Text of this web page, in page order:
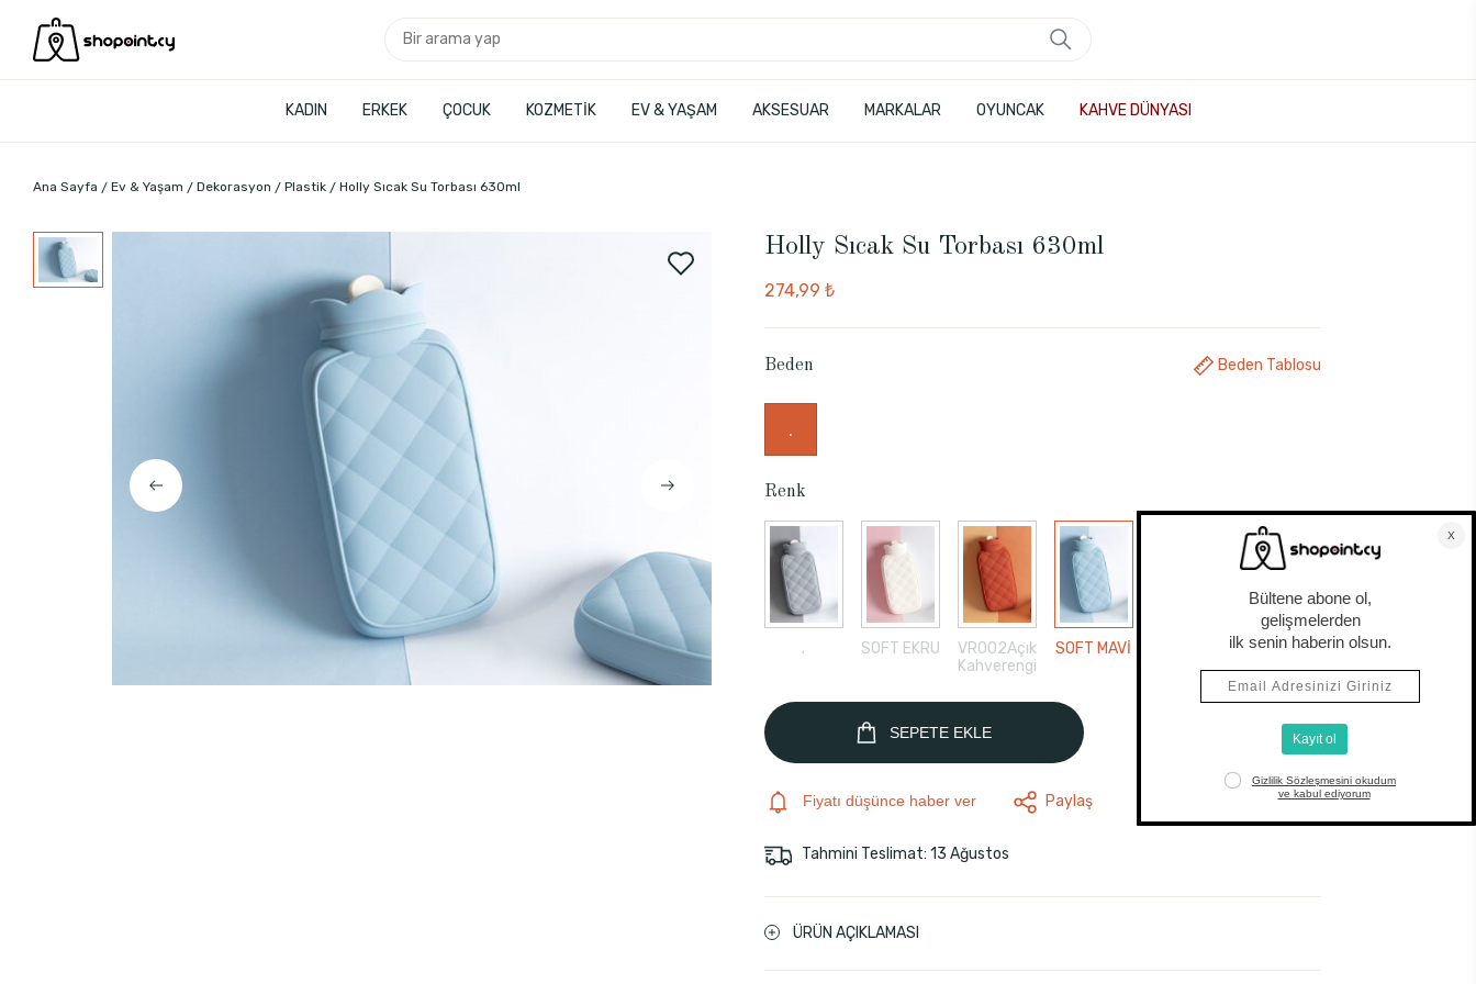
KADIN ERKEK ÇOCUK KOZMETİK EV & YAŞAM AKSESUAR MARKALAR OYUNCAK KAHVE DÜNYASI
Ana Sayfa Ev & Yaşam Dekorasyon Plastik Holly Sıcak Su Torbası 630ml
Holly Sıcak Su Torbası 630ml
274,99 ₺
Beden Beden Tablosu
.
Renk
. SOFT EKRU
VR002Açık
Kahverengi
SOFT MAVİ
SEPETE EKLE
Fiyatı düşünce haber ver Paylaş
Tahmini Teslimat: 13 Ağustos
ÜRÜN AÇIKLAMASI